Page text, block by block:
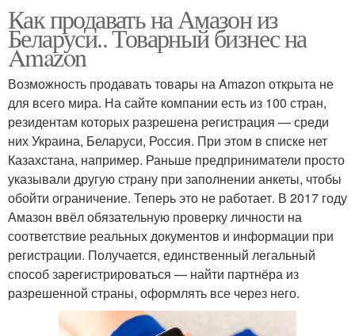
Как продавать на Амазон из
Беларуси.. Товарный бизнес на
Amazon
Возможность продавать товары на Amazon открыта не
для всего мира. На сайте компании есть из 100 стран,
резидентам которых разрешена регистрация — среди
них Украина, Беларуси, Россия. При этом в списке нет
Казахстана, например. Раньше предприниматели просто
указывали другую страну при заполнении анкеты, чтобы
обойти ограничение. Теперь это не работает. В 2017 году
Амазон ввёл обязательную проверку личности на
соответствие реальных документов и информации при
регистрации. Получается, единственный легальный
способ зарегистрироваться — найти партнёра из
разрешенной страны, оформлять все через него.